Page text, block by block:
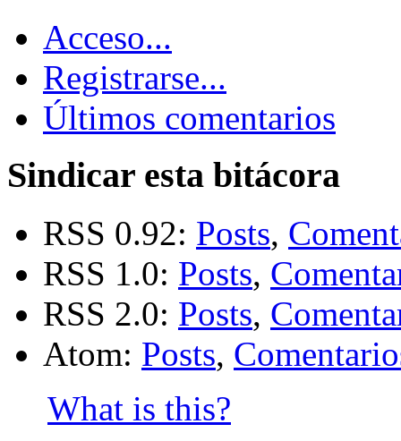
Acceso...
Registrarse...
Últimos comentarios
Sindicar esta bitácora
RSS 0.92: Posts,
RSS 1.0: Posts,
RSS 2.0: Posts,
Atom: Posts,
What is this?